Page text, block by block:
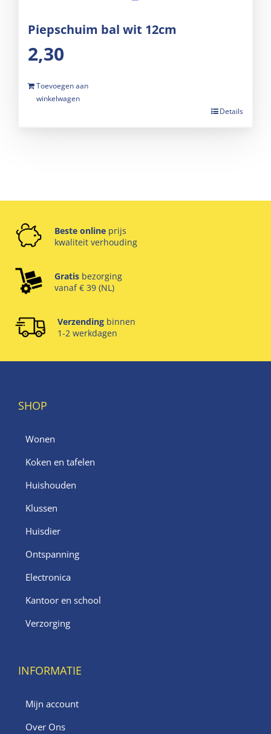
Piepschuim bal wit 12cm
2,30
Toevoegen aan
winkelwagen
Details
Beste online prijs
kwaliteit verhouding
Gratis bezorging
vanaf € 39 (NL)
Verzending binnen
1-2 werkdagen
SHOP
Wonen
Koken en tafelen
Huishouden
Klussen
Huisdier
Ontspanning
Electronica
Kantoor en school
Verzorging
INFORMATIE
Mijn account
Over Ons